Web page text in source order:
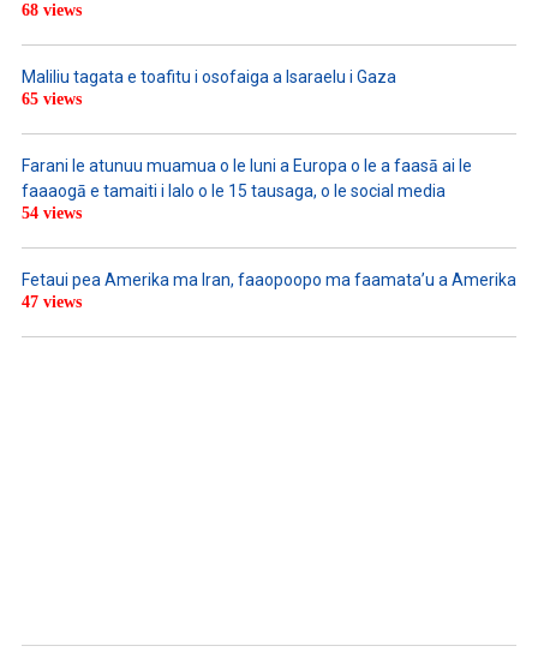
68 views
Maliliu tagata e toafitu i osofaiga a Isaraelu i Gaza
65 views
Farani le atunuu muamua o le Iuni a Europa o le a faasā ai le
faaaogā e tamaiti i lalo o le 15 tausaga, o le social media
54 views
Fetaui pea Amerika ma Iran, faaopoopo ma faamata’u a Amerika
47 views